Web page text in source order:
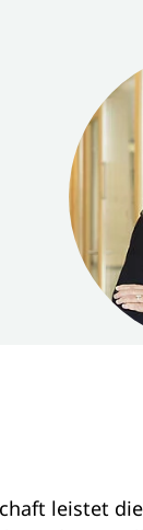
leistet